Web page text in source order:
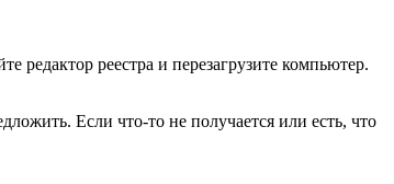
редактор реестра и перезагрузите компьютер.
Если что-то не получается или есть, что